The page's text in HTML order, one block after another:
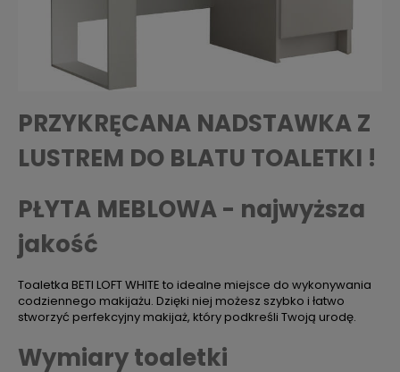
PRZYKRĘCANA NADSTAWKA Z
LUSTREM DO BLATU TOALETKI !
PŁYTA MEBLOWA - najwyższa
jakość
Toaletka BETI LOFT WHITE to idealne miejsce do wykonywania
codziennego makijażu. Dzięki niej możesz szybko i łatwo
stworzyć perfekcyjny makijaż, który podkreśli Twoją urodę.
Wymiary toaletki